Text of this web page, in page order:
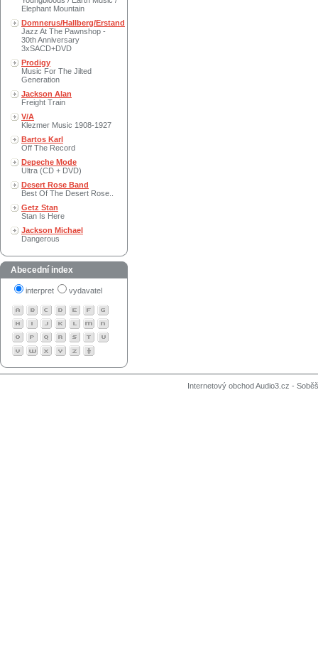
Elephant Mountain
Domnerus/Hallberg/Erstand
Jazz At The Pawnshop -
30th Anniversary
3xSACD+DVD
Prodigy
Music For The Jilted
Generation
Jackson Alan
Freight Train
V/A
Klezmer Music 1908-1927
Bartos Karl
Off The Record
Depeche Mode
Ultra (CD + DVD)
Desert Rose Band
Best Of The Desert Rose..
Getz Stan
Stan Is Here
Jackson Michael
Dangerous
Abecední index
interpret vydavatel
Internetový obchod Audio3.cz -